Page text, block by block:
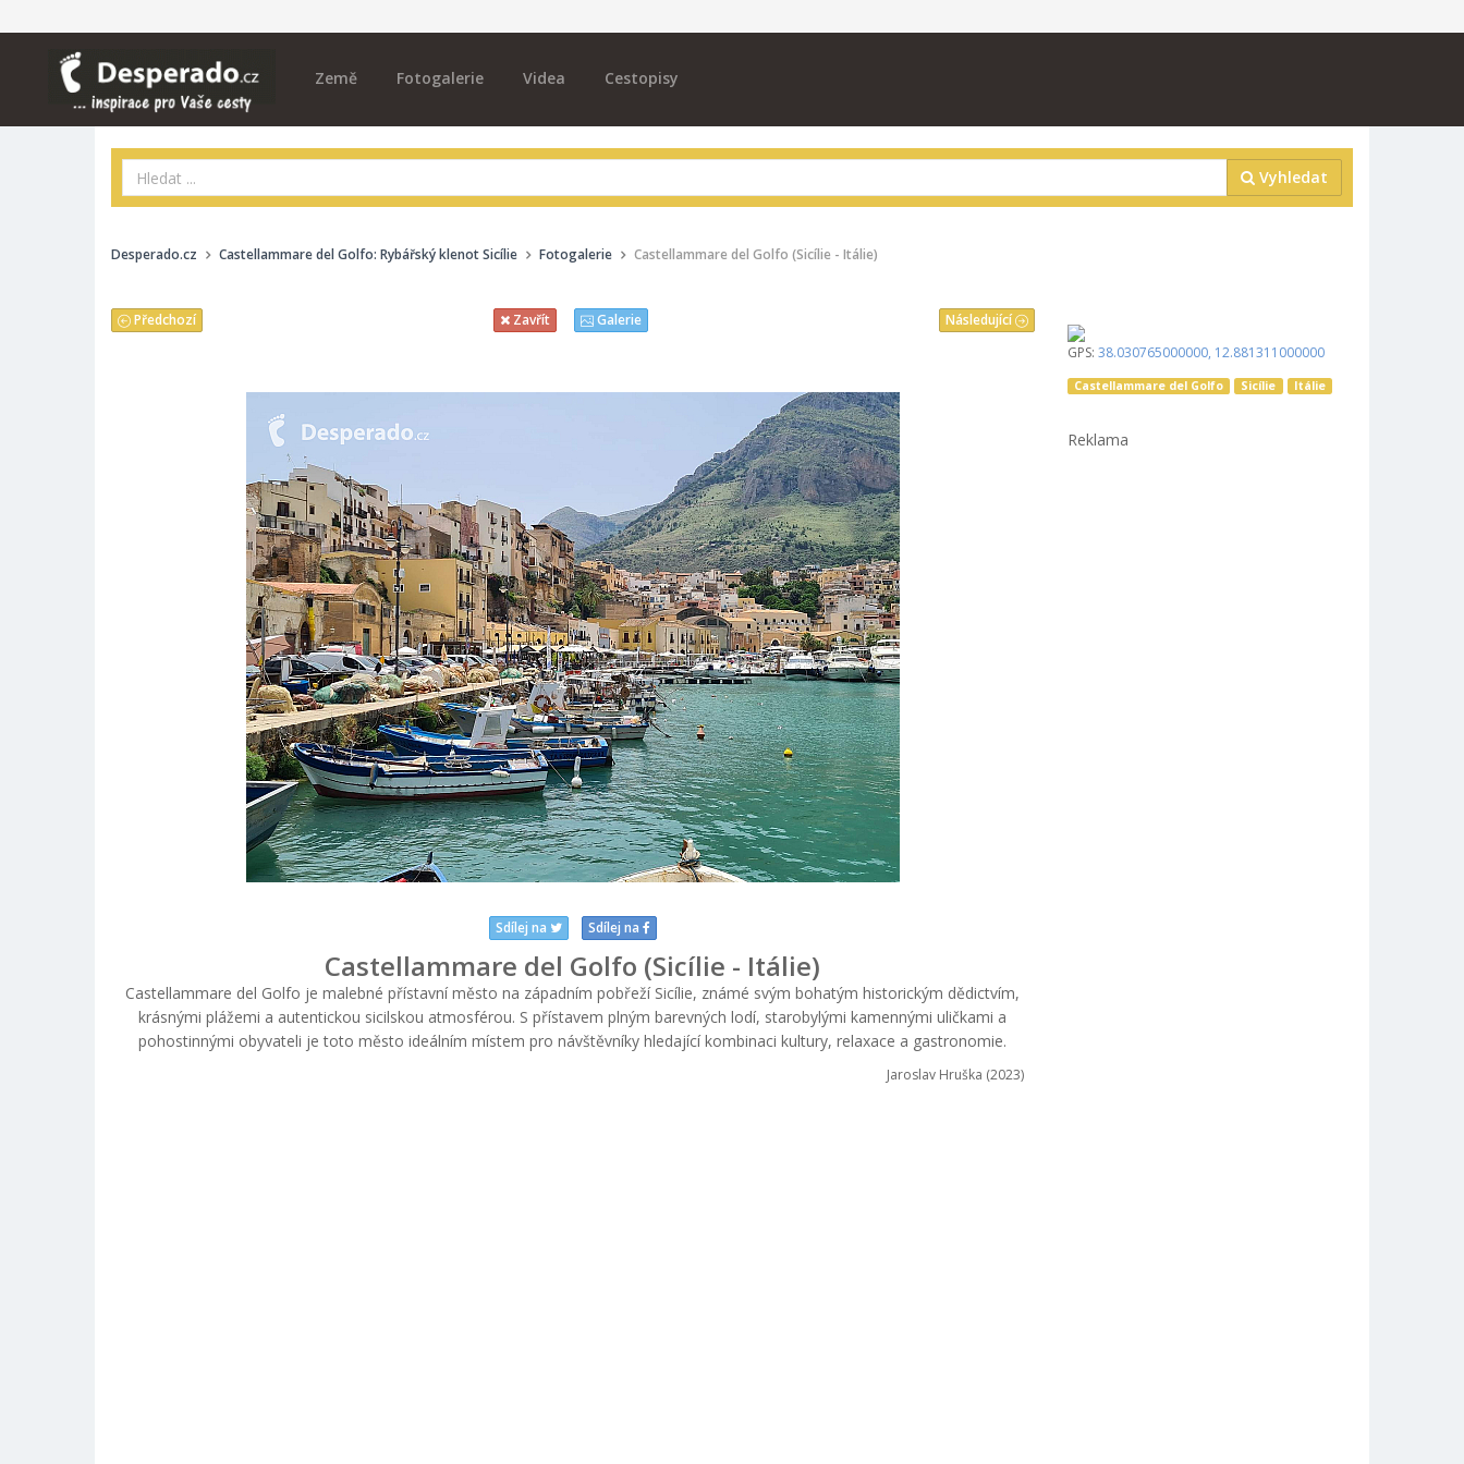
Země Fotogalerie Videa Cestopisy
Vyhledat
Desperado.cz Castellammare del Golfo: Rybářský klenot Sicílie Fotogalerie Castellammare del Golfo (Sicílie - Itálie)
Následující
Předchozí Zavřít Galerie
Sdílej na Sdílej na
Castellammare del Golfo (Sicílie - Itálie)
Castellammare del Golfo je malebné přístavní město na západním pobřeží Sicílie, známé svým bohatým historickým dědictvím,
krásnými plážemi a autentickou sicilskou atmosférou. S přístavem plným barevných lodí, starobylými kamennými uličkami a
pohostinnými obyvateli je toto město ideálním místem pro návštěvníky hledající kombinaci kultury, relaxace a gastronomie.
Jaroslav Hruška (2023)
GPS: 38.030765000000, 12.881311000000
Castellammare del Golfo Sicílie Itálie
Reklama